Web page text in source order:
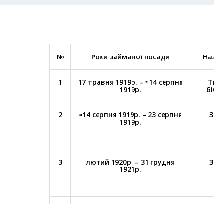
№ Роки займаної посади
1 17 травня 1919р. – ≈14 серпня
1919р.
2 ≈14 серпня 1919р. – 23 серпня
1919р.
3 лютий 1920р. – 31 грудня
1921р.